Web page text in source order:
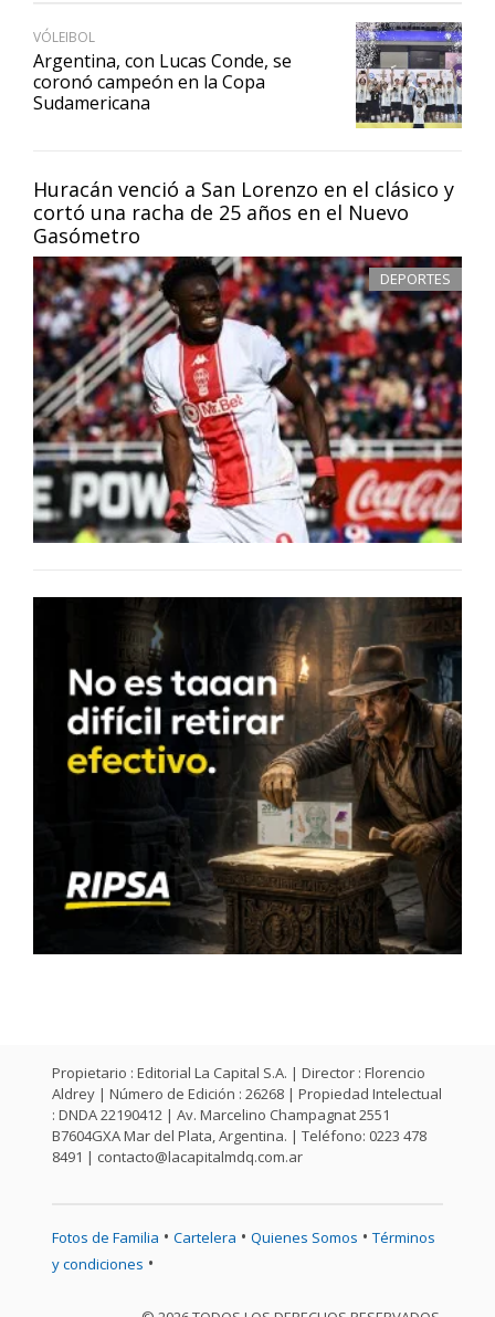
Huracán venció a San Lorenzo en el clásico y
cortó una racha de 25 años en el Nuevo
Gasómetro
DEPORTES
VÓLEIBOL
Argentina, con Lucas Conde, se
coronó campeón en la Copa
Sudamericana
Propietario : Editorial La Capital S.A. | Director : Florencio
Aldrey | Número de Edición : 26268 | Propiedad Intelectual
: DNDA 22190412 | Av. Marcelino Champagnat 2551
B7604GXA Mar del Plata, Argentina. | Teléfono: 0223 478
8491 | contacto@lacapitalmdq.com.ar
Fotos de Familia • Cartelera • Quienes Somos • Términos
y condiciones •